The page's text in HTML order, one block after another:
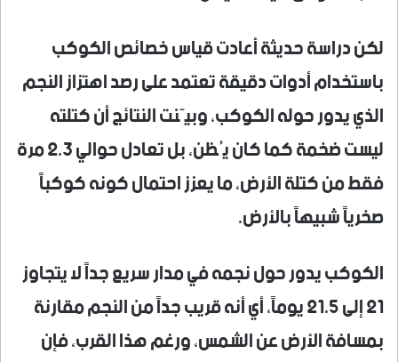
لكن دراسة حديثة أعادت قياس خصائص الكوكب
باستخدام أدوات دقيقة تعتمد على رصد اهتزاز النجم
الذي يدور حوله الكوكب، وبيّنت النتائج أن كتلته
ليست ضخمة كما كان يُظن، بل تعادل حوالي 2.3 مرة
فقط من كتلة الأرض، ما يعزز احتمال كونه كوكباً
صخرياً شبيهاً بالأرض.
الكوكب يدور حول نجمه في مدار سريع جداً لا يتجاوز
21 إلى 21.5 يوماً، أي أنه قريب جداً من النجم مقارنة
بمسافة الأرض عن الشمس، ورغم هذا القرب، فإن